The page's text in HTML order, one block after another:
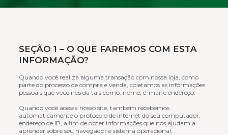
SEÇÃO 1 – O QUE FAREMOS COM ESTA
INFORMAÇÃO?
Quando você realiza alguma transação com nossa loja, como
parte do processo de compra e venda, coletamos as informações
pessoais que você nos dá tais como: nome, e-mail e endereço.
Quando você acessa nosso site, também recebemos
automaticamente o protocolo de internet do seu computador,
endereço de IP, a fim de obter informações que nos ajudam a
aprender sobre seu navegador e sistema operacional.